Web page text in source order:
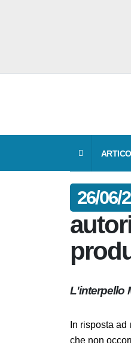
26/06/
L'interpello
In risposta